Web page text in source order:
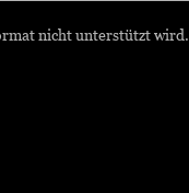
nicht unterstützt wird.